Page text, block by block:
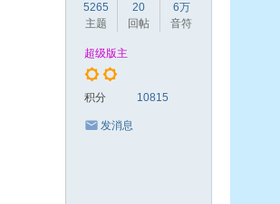
5265
主题
20
回帖
6万
音符
超级版主
积分 10815
发消息